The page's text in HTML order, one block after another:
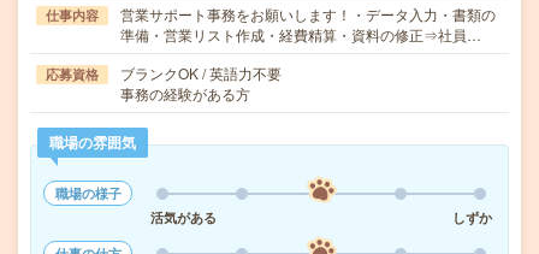
仕事内容
営業サポート事務をお願いします！・データ入力・書類の
準備・営業リスト作成・経費精算・資料の修正⇒社員…
応募資格
ブランクOK / 英語力不要
事務の経験がある方
職場の雰囲気
職場の様子
活気がある
しずか